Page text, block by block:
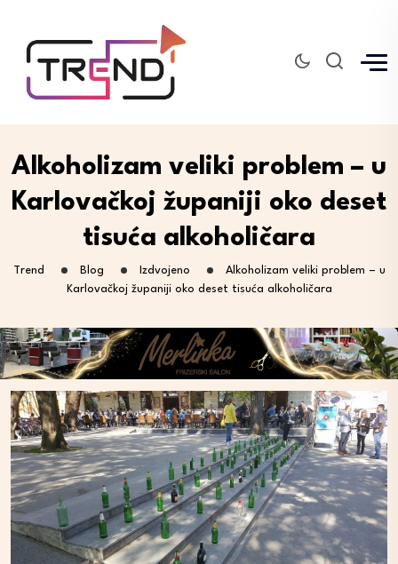
Alkoholizam veliki problem – u
Karlovačkoj županiji oko deset
tisuća alkoholičara
Trend Blog Izdvojeno
Alkoholizam veliki problem – u
Karlovačkoj županiji oko deset tisuća alkoholičara